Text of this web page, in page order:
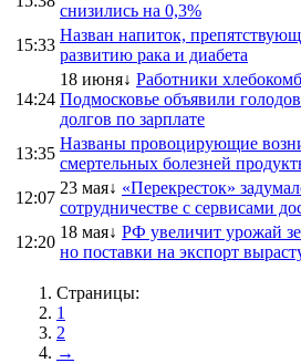
снизились на 0,3%
15:33
Назван напиток,
развитию рака и диабета
14:24
18 июня↓ Работники
Подмосковье объявили
долгов по зарплате
13:35
Названы провоцирующие
смертельных болезней
12:07
23 мая↓ «Перекресток»
сотрудничестве с сервисами
12:20
18 мая↓ РФ увеличит урожай
но поставки на экспорт
Страницы:
1
2
→